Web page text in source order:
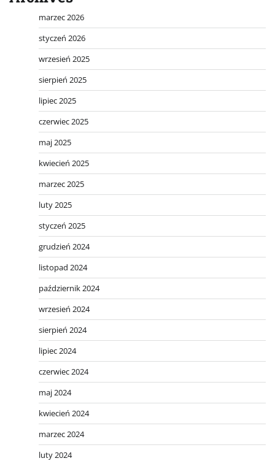
marzec 2026
styczeń 2026
wrzesień 2025
sierpień 2025
lipiec 2025
czerwiec 2025
maj 2025
kwiecień 2025
marzec 2025
luty 2025
styczeń 2025
grudzień 2024
listopad 2024
październik 2024
wrzesień 2024
sierpień 2024
lipiec 2024
czerwiec 2024
maj 2024
kwiecień 2024
marzec 2024
luty 2024